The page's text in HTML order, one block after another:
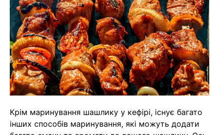
Крім маринування шашлику у кефірі, існує багато
інших способів маринування, які можуть додати